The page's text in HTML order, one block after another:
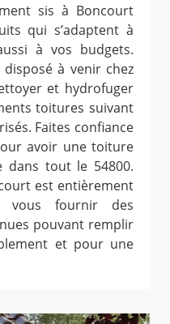
sis à Boncourt
qui s’adaptent à
à vos budgets.
à venir chez
et hydrofuger
toitures suivant
Faites confiance
avoir une toiture
dans tout le 54800.
est entièrement
fournir des
pouvant remplir
et pour une